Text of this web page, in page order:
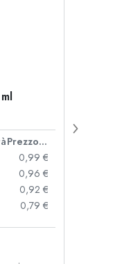
Prezzo cad.
0,99 €
0,96 €
0,92 €
0,79 €